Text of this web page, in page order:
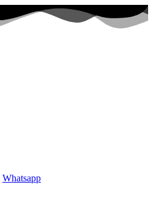
Whatsapp